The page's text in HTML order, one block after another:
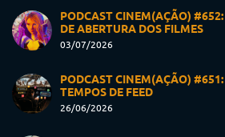
PODCAST CINEM(AÇÃO) #652:
DE ABERTURA DOS FILMES
03/07/2026
PODCAST CINEM(AÇÃO)
TEMPOS DE FEED
26/06/2026